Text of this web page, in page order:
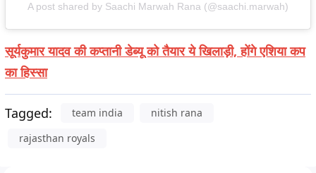
A post shared by Saachi Marwah Rana (@saachi marwah)
सूर्यकुमार यादव की कप्तानी डेब्यू को तैयार ये खिलाड़ी, होंगे एशिया कप
का हिस्सा
Tagged: team india
nitish rana
rajasthan royals